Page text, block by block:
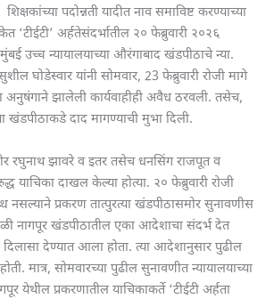
शिक्षकांच्या पदोन्नती यादीत नाव समाविष्ट करण्याच्या
‘टीईटी’ अर्हतेसंदर्भातील २० फेब्रुवारी २०२६
उच्च न्यायालयाच्या औरंगाबाद खंडपीठाचे न्या.
घोडेस्वार यांनी सोमवार, 23 फेब्रुवारी रोजी मागे
अनुषंगाने झालेली कार्यवाहीही अवैध ठरवली. तसेच,
खंडपीठाकडे दाद मागण्याची मुभा दिली.
रघुनाथ झावरे व इतर तसेच धनसिंग राजपूत व
याचिका दाखल केल्या होत्या. २० फेब्रुवारी रोजी
नसल्याने प्रकरण तात्पुरत्या खंडपीठासमोर सुनावणीस
नागपूर खंडपीठातील एका आदेशाचा संदर्भ देत
दिलासा देण्यात आला होता. त्या आदेशानुसार पुढील
मात्र, सोमवारच्या पुढील सुनावणीत न्यायालयाच्या
येथील प्रकरणातील याचिकाकर्ते ‘टीईटी अर्हता